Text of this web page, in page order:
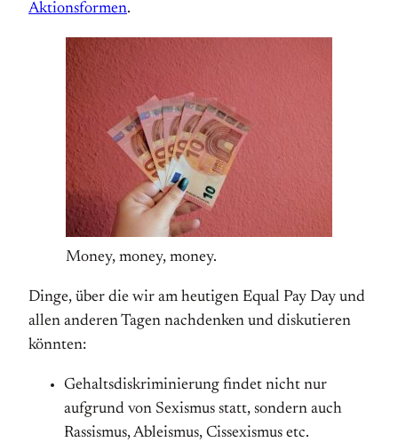
Aktionsformen.
Money, money, money.
Dinge, über die wir am heutigen Equal Pay Day und
allen anderen Tagen nachdenken und diskutieren
könnten:
Gehaltsdiskriminierung findet nicht nur
aufgrund von Sexismus statt, sondern auch
Rassismus, Ableismus, Cissexismus etc.